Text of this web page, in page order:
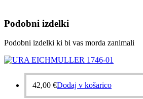
Podobni izdelki
Podobni izdelki ki bi vas morda zanimali
42,00 €Dodaj v košarico